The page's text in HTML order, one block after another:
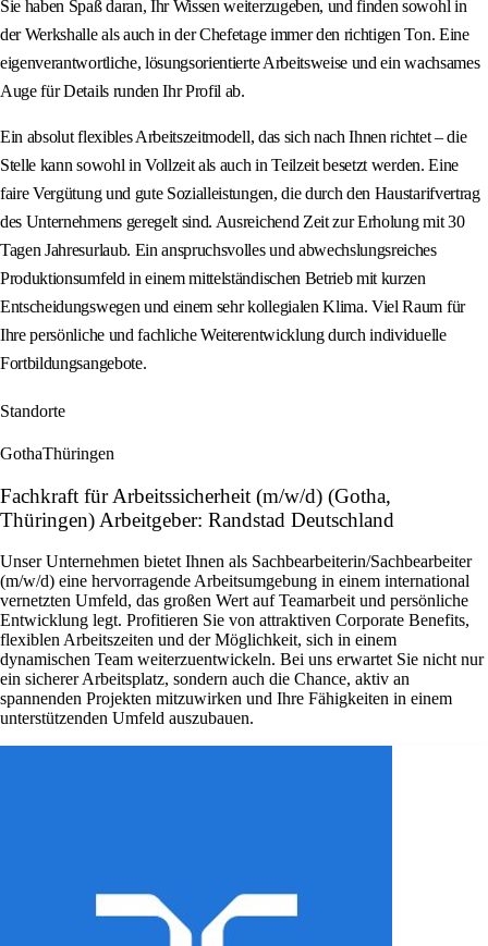
Sie haben Spaß daran, Ihr Wissen weiterzugeben, und finden sowohl in
der Werkshalle als auch in der Chefetage immer den richtigen Ton. Eine
eigenverantwortliche, lösungsorientierte Arbeitsweise und ein wachsames
Auge für Details runden Ihr Profil ab.
Ein absolut flexibles Arbeitszeitmodell, das sich nach Ihnen richtet – die
Stelle kann sowohl in Vollzeit als auch in Teilzeit besetzt werden. Eine
faire Vergütung und gute Sozialleistungen, die durch den Haustarifvertrag
des Unternehmens geregelt sind. Ausreichend Zeit zur Erholung mit 30
Tagen Jahresurlaub. Ein anspruchsvolles und abwechslungsreiches
Produktionsumfeld in einem mittelständischen Betrieb mit kurzen
Entscheidungswegen und einem sehr kollegialen Klima. Viel Raum für
Ihre persönliche und fachliche Weiterentwicklung durch individuelle
Fortbildungsangebote.
Standorte
GothaThüringen
Fachkraft für Arbeitssicherheit (m/w/d) (Gotha,
Thüringen) Arbeitgeber: Randstad Deutschland
Unser Unternehmen bietet Ihnen als Sachbearbeiterin/Sachbearbeiter
(m/w/d) eine hervorragende Arbeitsumgebung in einem international
vernetzten Umfeld, das großen Wert auf Teamarbeit und persönliche
Entwicklung legt. Profitieren Sie von attraktiven Corporate Benefits,
flexiblen Arbeitszeiten und der Möglichkeit, sich in einem
dynamischen Team weiterzuentwickeln. Bei uns erwartet Sie nicht nur
ein sicherer Arbeitsplatz, sondern auch die Chance, aktiv an
spannenden Projekten mitzuwirken und Ihre Fähigkeiten in einem
unterstützenden Umfeld auszubauen.